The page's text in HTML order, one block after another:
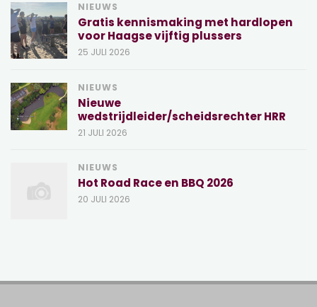
NIEUWS
Gratis kennismaking met hardlopen
voor Haagse vijftig plussers
25 JULI 2026
NIEUWS
Nieuwe
wedstrijdleider/scheidsrechter HRR
21 JULI 2026
NIEUWS
Hot Road Race en BBQ 2026
20 JULI 2026